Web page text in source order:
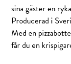
sina gäster en
Producerad i
Med en
får du en